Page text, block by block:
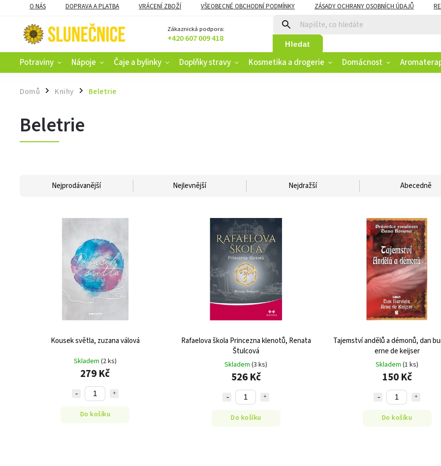
O NÁS DOPRAVA A PLATBA VRÁCENÍ ZBOŽÍ VŠEOBECNÉ OBCHODNÍ PODMÍNKY ZÁSADY OCHRANY OSOBNÍCH ÚDAJŮ
VĚRNOSTNÍ PROGRAM
Zákaznická podpora:
+420 607 009 418 Hledat
Potraviny Nápoje Čaje a bylinky Doplňky stravy Kosmetika a drogerie Domácnost
Domů / Knihy / Beletrie
Beletrie
Nejprodávanější Nejlevnější Nejdražší Abecedně
Kousek světla, zuzana válová
Skladem (2 ks)
279 Kč
Do košíku
Rafaelova škola Princezna klenotů, Renata
Štulcová
Skladem(3 ks)
526 Kč
Do košíku
Tajemství andělů a démonů, dan
erne de keijser
Skladem(1 ks)
150 Kč
Do košíku